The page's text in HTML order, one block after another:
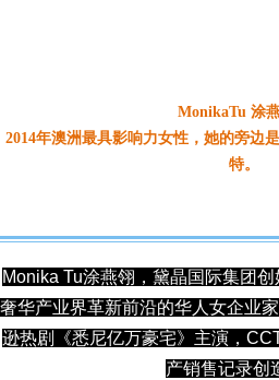
MonikaTu 涂
2014年澳洲最具影响力女性，她的旁边
特。
Monika Tu涂燕翎，黛晶国际集团
奢华产业界革新前沿的华人女企业
逊热剧《悉尼亿万豪宅》主演，
产销售记录创